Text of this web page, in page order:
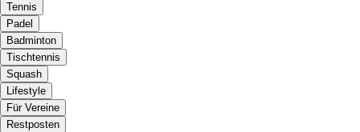
Tennis
Padel
Badminton
Tischtennis
Squash
Lifestyle
Für Vereine
Restposten